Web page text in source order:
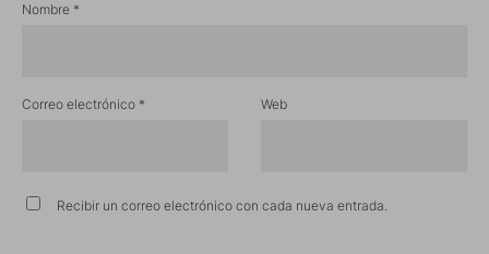
Nombre *
Correo electrónico * Web
Recibir un correo electrónico con cada nueva entrada.